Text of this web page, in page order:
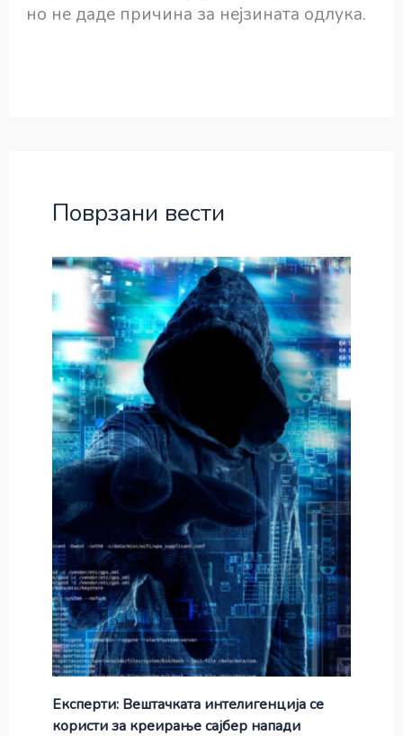
но не даде причина за нејзината одлука.
Поврзани вести
Експерти: Вештачката интелигенција се
користи за креирање сајбер напади